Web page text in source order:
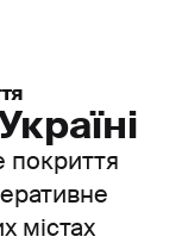
покриття
містах